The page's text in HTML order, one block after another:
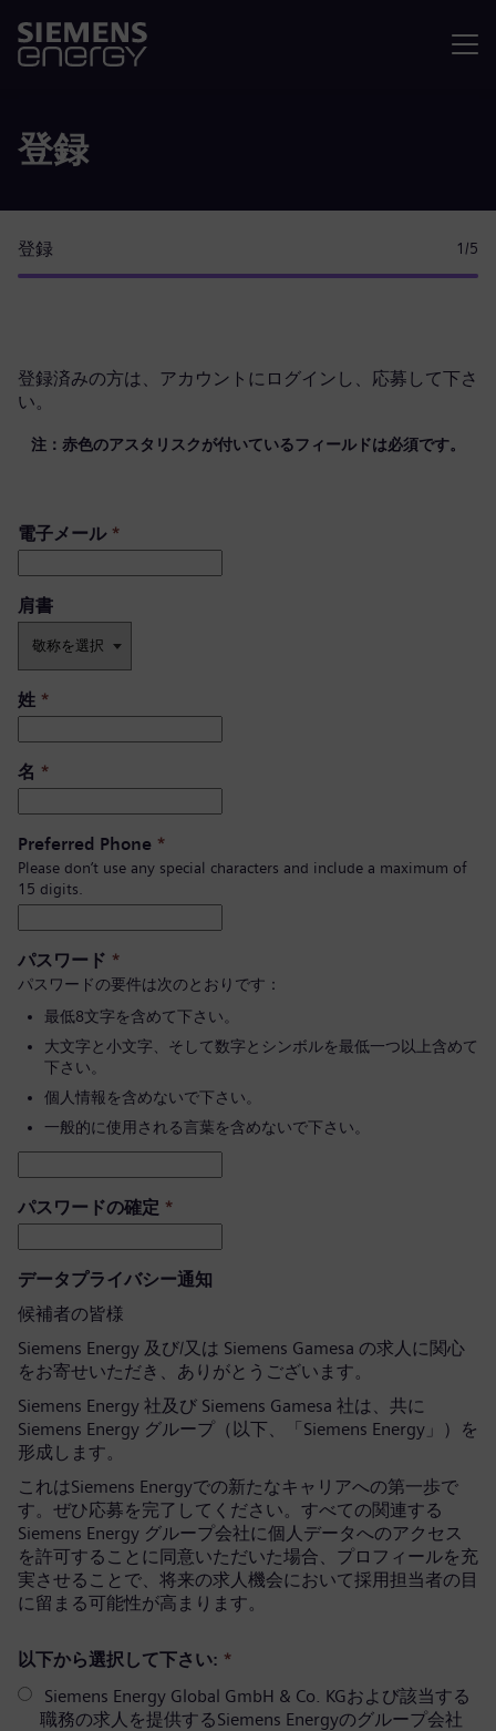
登録
登録 1 /5
登録済みの方は、 アカウントにログイン し、応募して下さ
い。
注：赤色のアスタリスクが付いているフィールドは必須です。
電子メール*
肩書 ​
姓 *
名 *
Preferred Phone *
Please don’t use any special characters and include a maximum of
15 digits.
パスワード *
パスワードの要件は次のとおりです：
最低8文字を含めて下さい。
大文字と小文字、そして数字とシンボルを最低一つ以上含めて
下さい。
個人情報を含めないで下さい。
一般的に使用される言葉を含めないで下さい。
パスワードの確定 *
データプライバシー通知
候補者の皆様
Siemens Energy 及び/又は Siemens Gamesa の求人に関心
をお寄せいただき、ありがとうございます。
Siemens Energy 社及び Siemens Gamesa 社は、共に
Siemens Energy グループ（以下、「Siemens Energy」）を
形成します。
これはSiemens Energyでの新たなキャリアへの第一歩で
す。ぜひ応募を完了してください。すべての関連する
Siemens Energy グループ会社に個人データへのアクセス
を許可することに同意いただいた場合、プロフィールを充
実させることで、将来の求人機会において採用担当者の目
に留まる可能性が高まります。
以下から選択して下さい: *
Siemens Energy Global GmbH & Co. KGおよび該当する
職務の求人を提供するSiemens Energyのグループ会社